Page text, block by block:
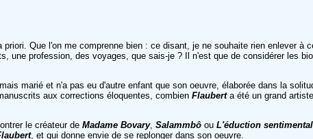
Que l'on me comprenne bien : ce disant, je ne souhaite rien enlever à
une profession, des voyages, que sais-je ? Il n'est que de considérer les
marié et n'a pas eu d'autre enfant que son oeuvre, élaborée dans la
aux corrections éloquentes, combien Flauberta été un grand
le créateur de Madame Bovary, Salammbô ou L'éduction
, et qui donne envie de se replonger dans son oeuvre.